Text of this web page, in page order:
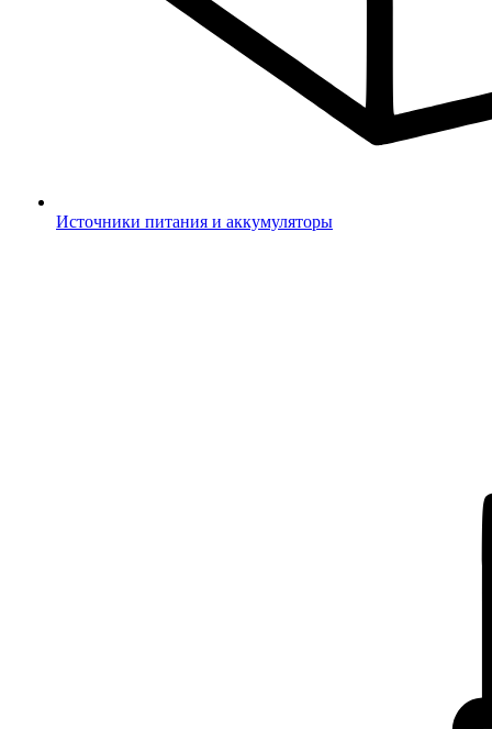
Источники питания и аккумуляторы